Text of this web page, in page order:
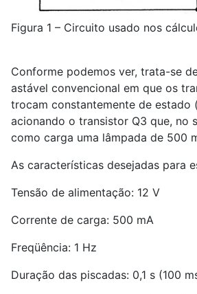
Figura 1 – Circuito usado nos
Conforme podemos ver, trata-se
astável convencional em que os
trocam constantemente de estado
acionando o transistor Q3 que, no
como carga uma lâmpada de 500
As características desejadas para
Tensão de alimentação: 12 V
Corrente de carga: 500 mA
Freqüência: 1 Hz
Duração das piscadas: 0,1 s (100